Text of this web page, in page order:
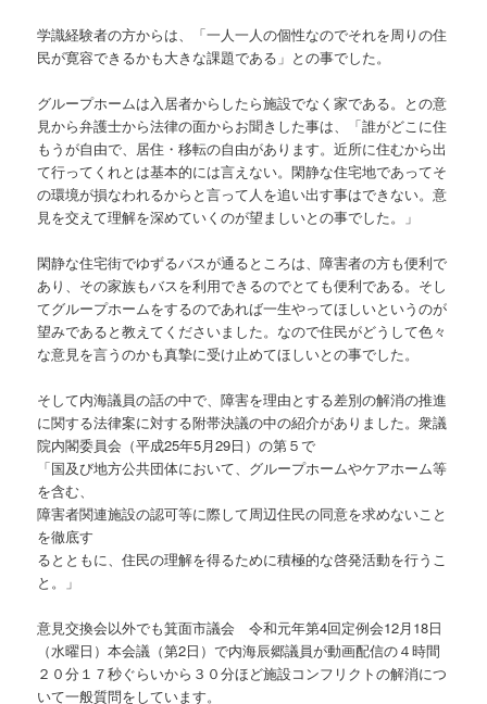
学識経験者の方からは、「一人一人の個性なのでそれを周りの住
民が寛容できるかも大きな課題である」との事でした。
グループホームは入居者からしたら施設でなく家である。との意
見から弁護士から法律の面からお聞きした事は、「誰がどこに住
もうが自由で、居住・移転の自由があります。近所に住むから出
て行ってくれとは基本的には言えない。閑静な住宅地であってそ
の環境が損なわれるからと言って人を追い出す事はできない。意
見を交えて理解を深めていくのが望ましいとの事でした。」
閑静な住宅街でゆずるバスが通るところは、障害者の方も便利で
あり、その家族もバスを利用できるのでとても便利である。そし
てグループホームをするのであれば一生やってほしいというのが
望みであると教えてくださいました。なので住民がどうして色々
な意見を言うのかも真摯に受け止めてほしいとの事でした。
そして内海議員の話の中で、障害を理由とする差別の解消の推進
に関する法律案に対する附帯決議の中の紹介がありました。衆議
院内閣委員会（平成25年5月29日）の第５で
「国及び地方公共団体において、グループホームやケアホーム等
を含む、
障害者関連施設の認可等に際して周辺住民の同意を求めないこと
を徹底す
るとともに、住民の理解を得るために積極的な啓発活動を行うこ
と。」
意見交換会以外でも箕面市議会 令和元年第4回定例会12月18日
（水曜日）本会議（第2日）で内海辰郷議員が動画配信の４時間
２０分１７秒ぐらいから３０分ほど施設コンフリクトの解消につ
いて一般質問をしています。